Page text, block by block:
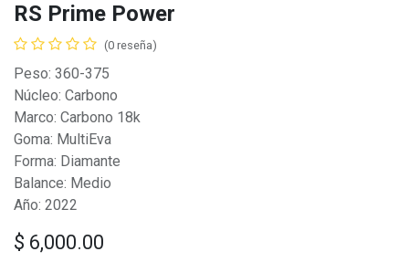
RS Prime Power
(0 reseña)
Peso: 360-375
Núcleo: Carbono
Marco: Carbono 18k
Goma: MultiEva
Forma: Diamante
Balance: Medio
Año: 2022
$ 6,000.00